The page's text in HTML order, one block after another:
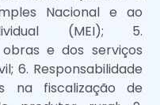
Nacional e ao
(MEI); 5.
e dos serviços
6. Responsabilidade
na fiscalização de